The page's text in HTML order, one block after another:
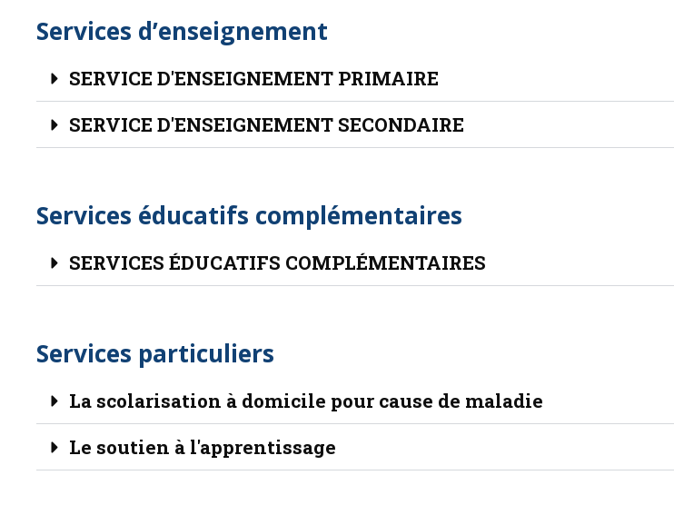
Services d’enseignement
SERVICE D'ENSEIGNEMENT PRIMAIRE
SERVICE D'ENSEIGNEMENT SECONDAIRE
Services éducatifs complémentaires
SERVICES ÉDUCATIFS COMPLÉMENTAIRES
Services particuliers
La scolarisation à domicile pour cause de maladie
Le soutien à l'apprentissage